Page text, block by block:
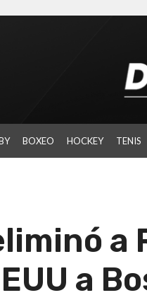
BOXEO HOCKEY TENIS
a
a